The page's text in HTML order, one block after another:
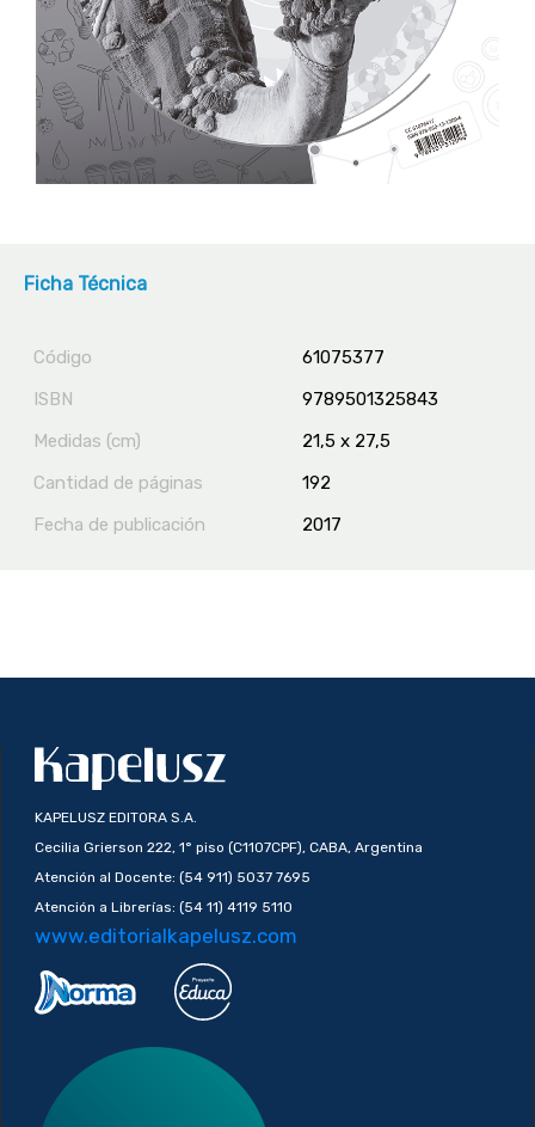
Ficha Técnica
Código
61075377
ISBN
9789501325843
Medidas (cm)
21,5 x 27,5
Cantidad de páginas
192
Fecha de publicación
2017
KAPELUSZ EDITORA S.A.
Cecilia Grierson 222, 1° piso (C1107CPF), CABA, Argentina
Atención al Docente: (54 911) 5037 7695
Atención a Librerías: (54 11) 4119 5110
www.editorialkapelusz.com